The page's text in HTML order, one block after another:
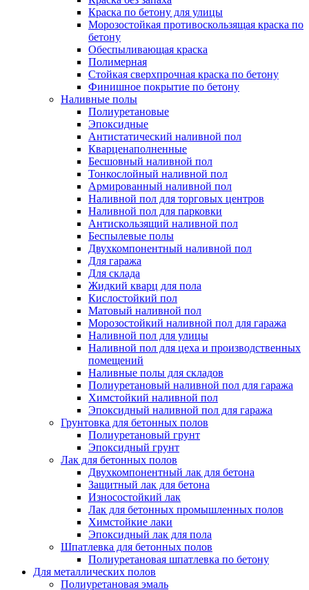
Краска по бетону для улицы
Морозостойкая противоскользящая краска по
бетону
Обеспыливающая краска
Полимерная
Стойкая сверхпрочная краска по бетону
Финишное покрытие по бетону
Наливные полы
Полиуретановые
Эпоксидные
Антистатический наливной пол
Кварценаполненные
Бесшовный наливной пол
Тонкослойный наливной пол
Армированный наливной пол
Наливной пол для торговых центров
Наливной пол для парковки
Антискользящий наливной пол
Беспылевые полы
Двухкомпонентный наливной пол
Для гаража
Для склада
Жидкий кварц для пола
Кислостойкий пол
Матовый наливной пол
Морозостойкий наливной пол для гаража
Наливной пол для улицы
Наливной пол для цеха и производственных
помещений
Наливные полы для складов
Полиуретановый наливной пол для гаража
Химстойкий наливной пол
Эпоксидный наливной пол для гаража
Грунтовка для бетонных полов
Полиуретановый грунт
Эпоксидный грунт
Лак для бетонных полов
Двухкомпонентный лак для бетона
Защитный лак для бетона
Износостойкий лак
Лак для бетонных промышленных полов
Химстойкие лаки
Эпоксидный лак для пола
Шпатлевка для бетонных полов
Полиуретановая шпатлевка по бетону
Для металлических полов
Полиуретановая эмаль